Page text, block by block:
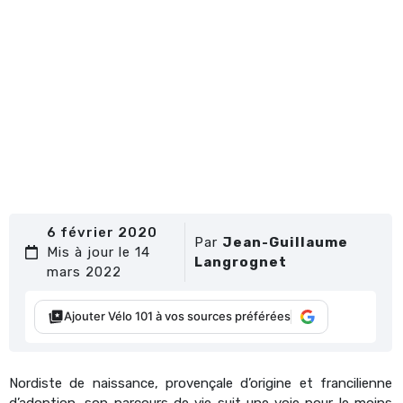
6 février 2020
Mis à jour le 14
mars 2022
Par Jean-Guillaume
Langrognet
Ajouter Vélo 101 à vos sources préférées
Nordiste de naissance, provençale d’origine et francilienne